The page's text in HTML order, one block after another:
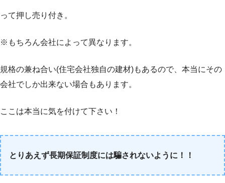
って押し売り付き。
※もちろん会社によって異なります。
規格の兼ね合い(住宅会社独自の建材)もあるので、本当にその
会社でしか出来ない場合もあります。
ここは本当に気を付けて下さい！
とりあえず長期保証制度には騙されないように！！